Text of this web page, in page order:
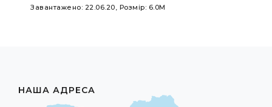
Завантажено: 22.06.20, Розмір: 6.0M
НАША АДРЕСА